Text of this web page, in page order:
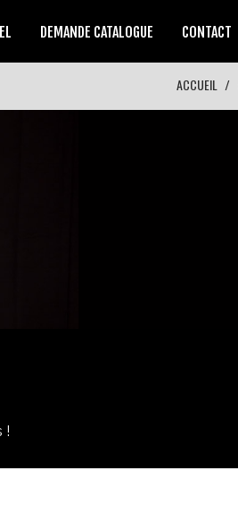
DEMANDE CATALOGUE CONTACT
ACCUEIL
!